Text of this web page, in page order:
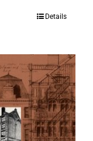
Details